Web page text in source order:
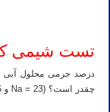
تست شیمی
چقدر است؟ (Na = 23 و O = 16 و H = 1)